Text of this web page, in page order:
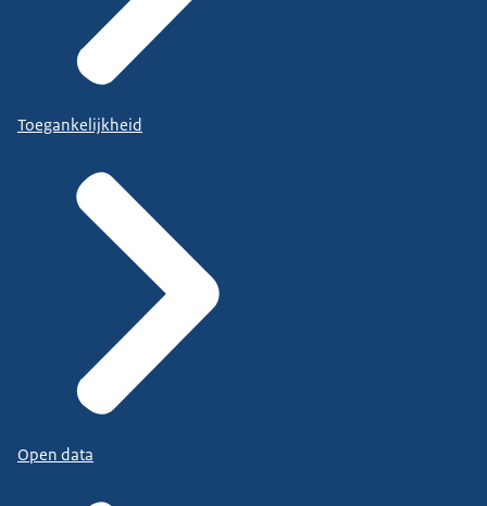
Toegankelijkheid
Open data